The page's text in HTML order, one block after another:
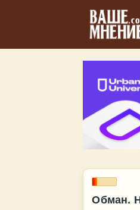
Обман.